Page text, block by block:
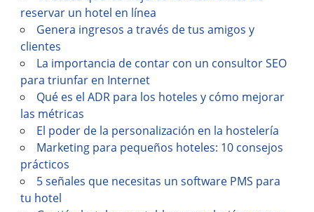
reservar un hotel en línea
Genera ingresos a través de tus amigos y
clientes
La importancia de contar con un consultor SEO
para triunfar en Internet
Qué es el ADR para los hoteles y cómo mejorar
las métricas
El poder de la personalización en la hostelería
Marketing para pequeños hoteles: 10 consejos
prácticos
5 señales que necesitas un software PMS para
tu hotel